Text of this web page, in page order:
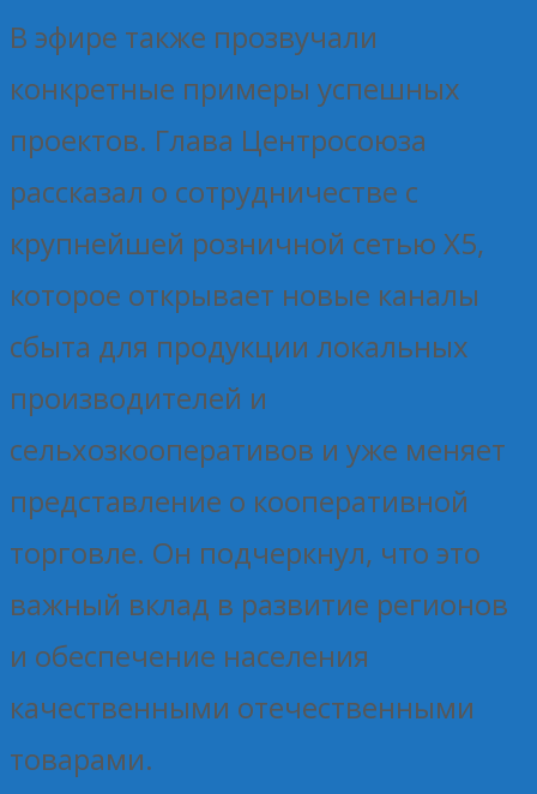
В эфире также прозвучали
конкретные примеры успешных
проектов. Глава Центросоюза
рассказал о сотрудничестве с
крупнейшей розничной сетью X5,
которое открывает новые каналы
сбыта для продукции локальных
производителей и
сельхозкооперативов и уже меняет
представление о кооперативной
торговле. Он подчеркнул, что это
важный вклад в развитие регионов
и обеспечение населения
качественными отечественными
товарами.